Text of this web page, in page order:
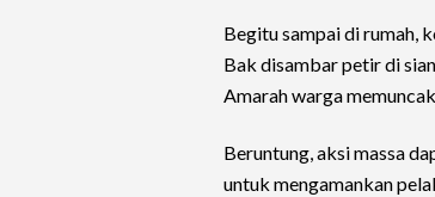
Begitu sampai di rumah,
Bak disambar petir di
Amarah warga
Beruntung, aksi massa
untuk mengamankan